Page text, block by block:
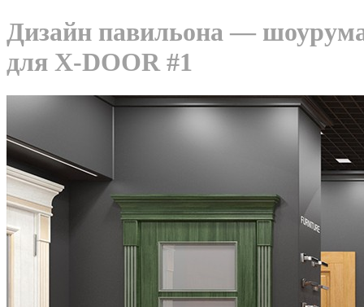
Дизайн павильона —
для X-DOOR #1